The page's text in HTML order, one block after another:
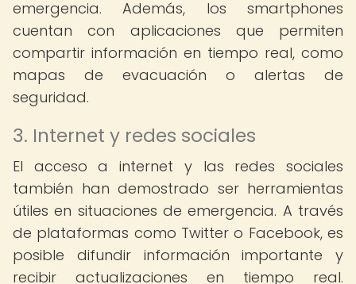
emergencia. Además, los smartphones
cuentan con aplicaciones que permiten
compartir información en tiempo real, como
mapas de evacuación o alertas de
seguridad.
3. Internet y redes sociales
El acceso a internet y las redes sociales
también han demostrado ser herramientas
útiles en situaciones de emergencia. A través
de plataformas como Twitter o Facebook, es
posible difundir información importante y
recibir actualizaciones en tiempo real.